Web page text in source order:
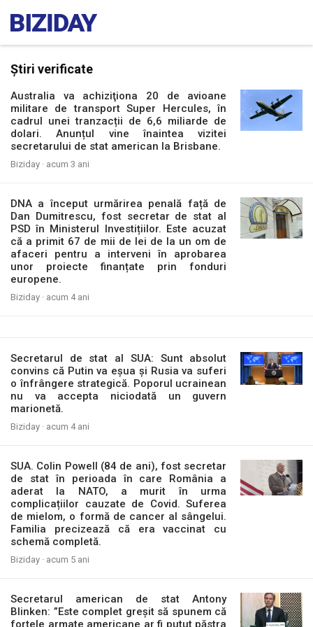
Știri verificate
Australia va achiziţiona 20 de avioane
militare de transport Super Hercules, în
cadrul unei tranzacții de 6,6 miliarde de
dolari. Anunțul vine înaintea vizitei
secretarului de stat american la Brisbane.
Biziday · acum 3 ani
DNA a început urmărirea penală față de
Dan Dumitrescu, fost secretar de stat al
PSD în Ministerul Investițiilor. Este acuzat
că a primit 67 de mii de lei de la un om de
afaceri pentru a interveni în aprobarea
unor proiecte finanțate prin fonduri
europene.
Biziday · acum 4 ani
Secretarul de stat al SUA: Sunt absolut
convins că Putin va eșua și Rusia va suferi
o înfrângere strategică. Poporul ucrainean
nu va accepta niciodată un guvern
marionetă.
Biziday · acum 4 ani
SUA. Colin Powell (84 de ani), fost secretar
de stat în perioada în care România a
aderat la NATO, a murit în urma
complicațiilor cauzate de Covid. Suferea
de mielom, o formă de cancer al sângelui.
Familia precizează că era vaccinat cu
schemă completă.
Biziday · acum 5 ani
Secretarul american de stat Antony
Blinken: ”Este complet greșit să spunem că
forțele armate americane ar fi putut păstra